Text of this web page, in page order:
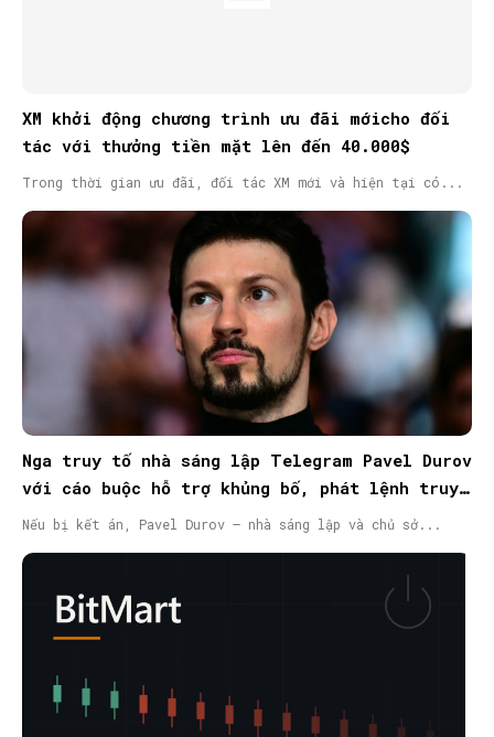
XM khởi động chương trình ưu đãi mớicho đối
tác với thưởng tiền mặt lên đến 40.000$
Trong thời gian ưu đãi, đối tác XM mới và hiện tại có...
Nga truy tố nhà sáng lập Telegram Pavel Durov
với cáo buộc hỗ trợ khủng bố, phát lệnh truy
nã quốc tế
Nếu bị kết án, Pavel Durov – nhà sáng lập và chủ sở...